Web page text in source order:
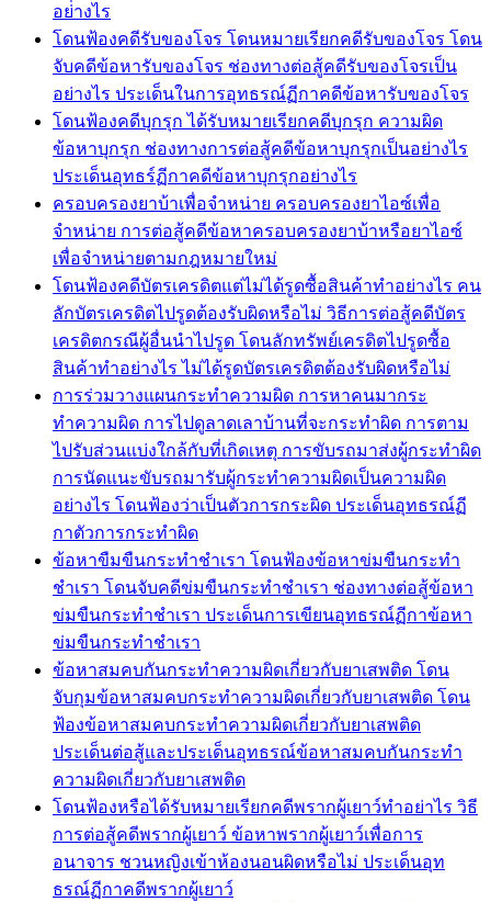
อย่่างไร
โดนฟ้องคดีรับของโจร โดนหมายเรียกคดีรับของโจร โดน
จับคดีข้อหารับของโจร ช่องทางต่อสู้คดีรับของโจรเป็น
อย่างไร ประเด็นในการอุทธรณ์ฏีกาคดีข้อหารับของโจร
โดนฟ้องคดีบุกรุก ได้รับหมายเรียกคดีบุกรุก ความผิด
ข้อหาบุกรุก ช่องทางการต่อสู้คดีข้อหาบุกรุกเป็นอย่างไร
ประเด็นอุทธร์ฏีกาคดีข้อหาบุกรุกอย่างไร
ครอบครองยาบ้าเพื่อจำหน่าย ครอบครองยาไอซ์เพื่อ
จำหน่าย การต่อสู้คดีข้อหาครอบครองยาบ้าหรือยาไอซ์
เพื่อจำหน่ายตามกฎหมายใหม่
โดนฟ้องคดีบัตรเครดิตแต่ไม่ได้รูดซื้อสินค้าทำอย่างไร คน
ลักบัตรเครดิตไปรูดต้องรับผิดหรือไม่ วิธีการต่อสู้คดีบัตร
เครดิตกรณีผู้อื่นนำไปรูด โดนลักทรัพย์เครดิตไปรูดซื้อ
สินค้าทำอย่างไร ไม่ได้รูดบัตรเครดิตต้องรับผิดหรือไม่
การร่วมวางแผนกระทำความผิด การหาคนมากระ
ทำความผิด การไปดูลาดเลาบ้านที่จะกระทำผิด การตาม
ไปรับส่วนแบ่งใกล้กับที่เกิดเหตุ การขับรถมาส่งผู้กระทำผิด
การนัดแนะขับรถมารับผู้กระทำความผิดเป็นความผิด
อย่างไร โดนฟ้องว่าเป็นตัวการกระผิด ประเด็นอุทธรณ์ฏี
กาตัวการกระทำผิด
ข้อหาขืมขืนกระทำชำเรา โดนฟ้องข้อหาข่มขืนกระทำ
ชำเรา โดนจับคดีข่มขืนกระทำชำเรา ช่องทางต่อสู้ข้อหา
ข่มขืนกระทำชำเรา ประเด็นการเขียนอุทธรณ์ฏีกาข้อหา
ข่มขืนกระทำชำเรา
ข้อหาสมคบกันกระทำความผิดเกี่ยวกับยาเสพติด โดน
จับกุมข้อหาสมคบกระทำความผิดเกี่ยวกับยาเสพติด โดน
ฟ้องข้อหาสมคบกระทำความผิดเกี่ยวกับยาเสพติด
ประเด็นต่อสู้และประเด็นอุทธรณ์ข้อหาสมคบกันกระทำ
ความผิดเกี่ยวกับยาเสพติด
โดนฟ้องหรือได้รับหมายเรียกคดีพรากผู้เยาว์ทำอย่าไร วิธี
การต่อสู้คดีพรากผู้เยาว์ ข้อหาพรากผู้เยาว์เพื่อการ
อนาจาร ชวนหญิงเข้าห้องนอนผิดหรือไม่ ประเด็นอุท
ธรณ์ฏีกาคดีพรากผู้เยาว์